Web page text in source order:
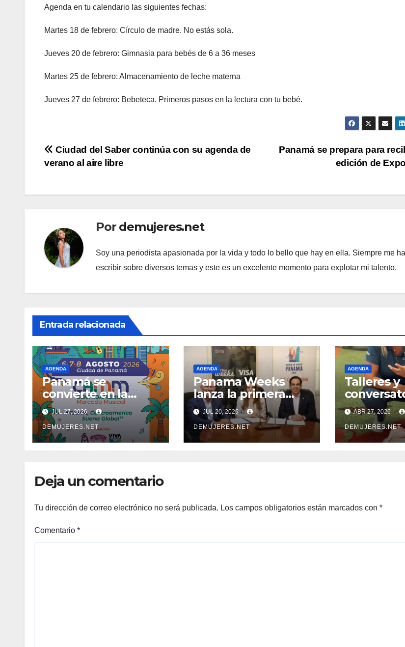
Agenda en tu calendario las siguientes fechas:
Martes 18 de febrero: Círculo de madre. No estás sola.
Jueves 20 de febrero: Gimnasia para bebés de 6 a 36 meses
Martes 25 de febrero: Almacenamiento de leche materna
Jueves 27 de febrero: Bebeteca. Primeros pasos en la lectura con tu bebé.
Navegación
entradas
Panamá se prepara para
edición de
Ciudad del Saber continúa con su agenda de
verano al aire libre
Por demujeres.net
Soy una periodista apasionada por la vida y todo lo bello que hay en ella. Siempre me
escribir sobre diversos temas y este es un excelente momento para explotar mi talento.
Entrada relacionada
AGENDA
Panamá se
convierte en la
capital de la
industria musical de
la región con la 3.ª
edición del
(CAMM 2026)
JUL 27, 2026
DEMUJERES.NET
AGENDA
Panama Weeks
lanza la primera
edición de Coffee
Weeks y anuncia
alianza con World
of Coffee Panamá
JUL 20, 2026
DEMUJERES.NET
AGENDA
Talleres y
padres y
padres
Mall
ABR 27, 2026
DEMUJERES.NET
Deja un comentario
Tu dirección de correo electrónico no será publicada. Los campos obligatorios están marcados con *
Comentario *